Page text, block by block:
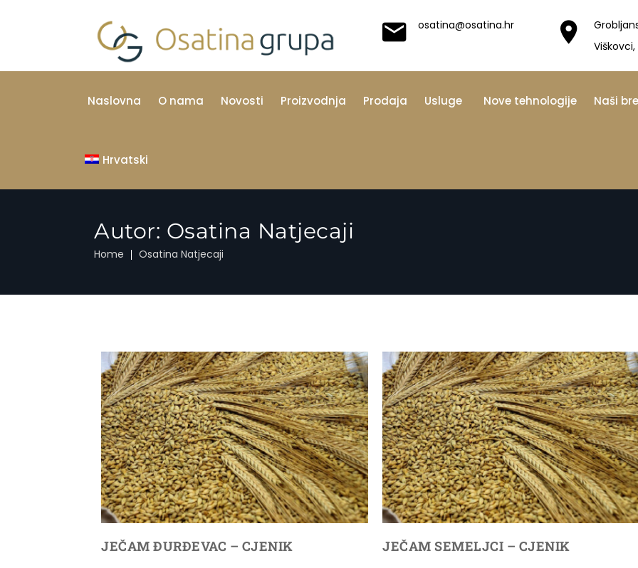
osatina@osatina.hr
Naslovna O nama Novosti Proizvodnja Prodaja Usluge Nove tehnologije Naši
Hrvatski
Autor: Osatina Natjecaji
Home Osatina Natjecaji
JEČAM ĐURĐEVAC – CJENIK JEČAM SEMELJCI – CJENIK